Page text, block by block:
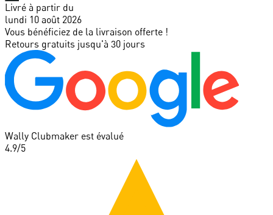
Livré à partir du
lundi 10 août 2026
Vous bénéficiez de la livraison offerte !
Retours gratuits jusqu'à 30 jours
Wally Clubmaker est évalué
4.9/5